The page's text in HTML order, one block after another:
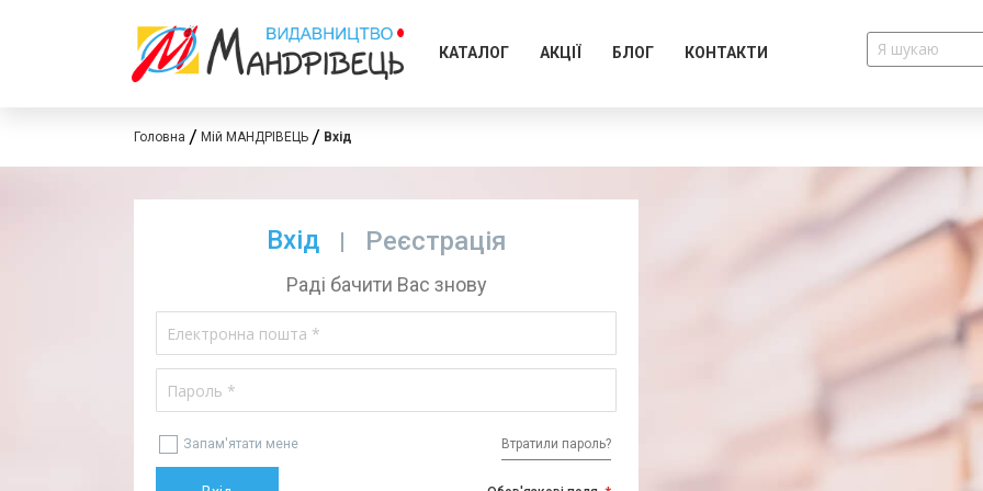
КАТАЛОГ АКЦІЇ БЛОГ КОНТАКТИ
Головна Мій МАНДРІВЕЦЬ Вхід
Вхід Реєстрація
Раді бачити Вас знову
Запам'ятати мене Втратили пароль?